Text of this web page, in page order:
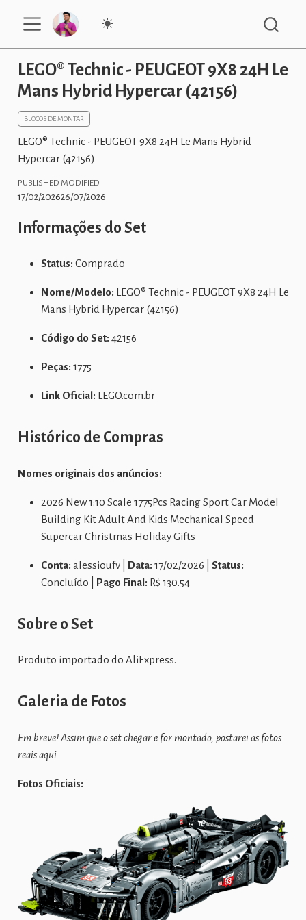
LEGO® Technic - PEUGEOT 9X8 24H Le
Mans Hybrid Hypercar (42156)
BLOCOS DE MONTAR
LEGO® Technic - PEUGEOT 9X8 24H Le Mans Hybrid
Hypercar (42156)
PUBLISHED
17/02/2026
MODIFIED
26/07/2026
Informações do Set
Status: Comprado
Nome/Modelo: LEGO® Technic - PEUGEOT 9X8 24H Le
Mans Hybrid Hypercar (42156)
Código do Set: 42156
Peças: 1775
Link Oficial: LEGO.com.br
Histórico de Compras
Nomes originais dos anúncios:
2026 New 1:10 Scale 1775Pcs Racing Sport Car Model
Building Kit Adult And Kids Mechanical Speed
Supercar Christmas Holiday Gifts
Conta: alessioufv | Data: 17/02/2026 | Status:
Concluído | Pago Final: R$ 130.54
Sobre o Set
Produto importado do AliExpress.
Galeria de Fotos
Em breve! Assim que o set chegar e for montado, postarei as fotos
reais aqui.
Fotos Oficiais: